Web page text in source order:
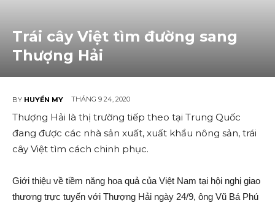
Trái cây Việt tìm đường sang
Thượng Hải
BY HUYỀN MY THÁNG 9 24, 2020
Thượng Hải là thị trường tiếp theo tại Trung Quốc
đang được các nhà sản xuất, xuất khẩu nông sản, trái
cây Việt tìm cách chinh phục.
Giới thiệu về tiềm năng hoa quả của Việt Nam tại hội nghị giao
thương trực tuyến với Thượng Hải ngày 24/9, ông Vũ Bá Phú